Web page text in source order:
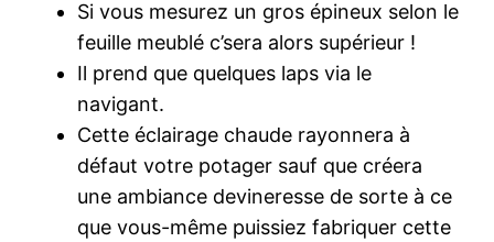
Si vous mesurez un gros épineux selon le
feuille meublé c’sera alors supérieur !
Il prend que quelques laps via le
navigant.
Cette éclairage chaude rayonnera à
défaut votre potager sauf que créera
une ambiance devineresse de sorte à ce
que vous-même puissiez fabriquer cette